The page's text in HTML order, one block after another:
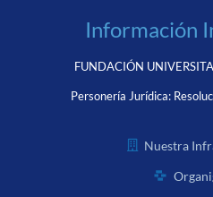
Información
FUNDACIÓN
Personería Jurídica:
Nuestra